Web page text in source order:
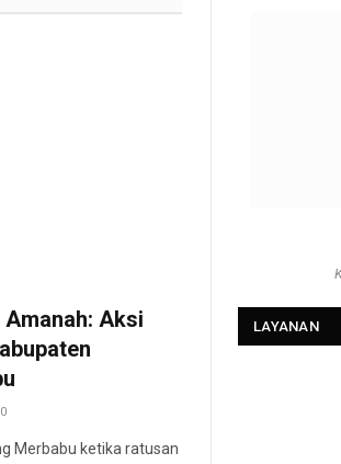
Aksi
0
Merbabu ketika ratusan
LAYANAN